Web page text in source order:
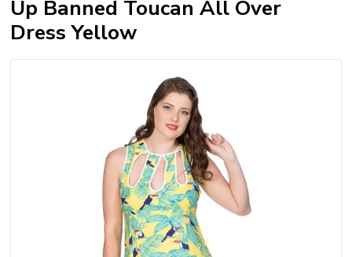
Up Banned Toucan All Over
Dress Yellow